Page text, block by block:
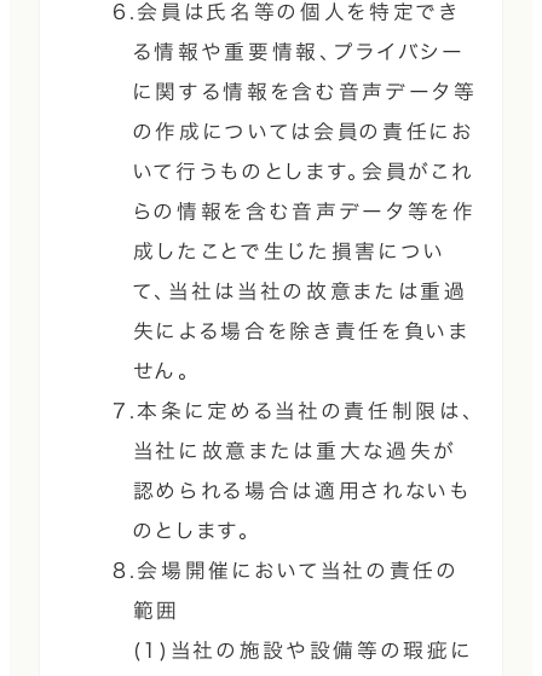
6.会員は氏名等の個人を特定でき
る情報や重要情報、プライバシー
に関する情報を含む音声データ等
の作成については会員の責任にお
いて行うものとします。会員がこれ
らの情報を含む音声データ等を作
成したことで生じた損害につい
て、当社は当社の故意または重過
失による場合を除き責任を負いま
せん。
7.本条に定める当社の責任制限は、
当社に故意または重大な過失が
認められる場合は適用されないも
のとします。
8.会場開催において当社の責任の
範囲
(1)当社の施設や設備等の瑕疵に